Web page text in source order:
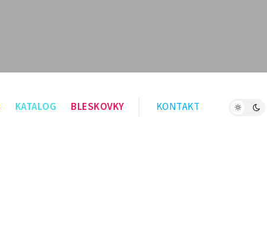
KATALOG BLESKOVKY KONTAKT